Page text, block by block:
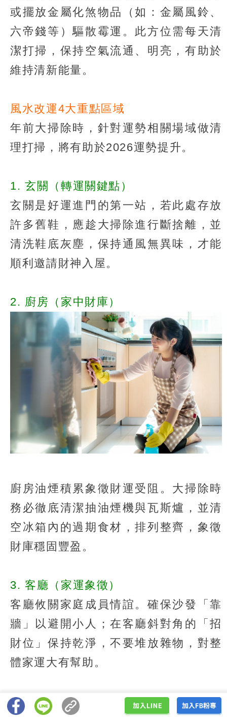
或擺放金屬化煞物品（如：金屬風鈴、
六帝錢等）驅散霉運。此方位需每天清
潔打掃，保持空氣流通、明亮，有助於
維持清新能量。
風水改運4大重點區域
年前大掃除時，針對運勢相關場域做清
理打掃，將有助於2026運勢提升。
1. 玄關（轉運關鍵點）
玄關是好運進門的第一站，若此處存放
許多舊鞋，應趁大掃除進行斷捨離，並
清洗鞋底灰塵，保持通風無異味，才能
順利邀請財神入屋。
2. 廚房（家中財庫）
廚房油煙積累象徵財運受阻。大掃除時
務必徹底清潔抽油煙機與瓦斯爐，並清
空冰箱內的過期食材，排列整齊，象徵
財庫穩固豐盈。
3. 客廳（家運象徵）
客廳攸關家庭成員情誼。確保沙發「靠
牆」以避開小人；在客廳斜對角的「招
財位」保持乾淨，不要堆放雜物，對整
體家運大有幫助。
4. 廁所（帶動財運與人緣）